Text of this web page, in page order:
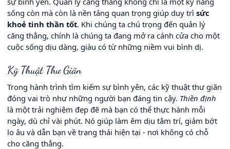
sống còn mà còn là nền tảng quan trọng giúp duy trì sức
khoẻ tinh thần tốt. Khi chúng ta chú trọng đến quản lý
căng thẳng, chính là chúng ta đang mở ra cánh cửa cho một
cuộc sống dịu dàng, giàu có từ những niềm vui bình dị.
Kỹ Thuật Thư Giãn
Trong hành trình tìm kiếm sự bình yên, các kỹ thuật thư giãn
đóng vai trò như những người bạn đáng tin cậy. Thiền định
là một trải nghiệm đẹp đẽ mà bạn có thể thực hành mỗi
ngày, dù chỉ vài phút. Nó giúp làm êm dịu tâm trí, giảm bớt
lo âu và dẫn bạn về trạng thái hiện tại - nơi không có chỗ
cho căng thẳng.